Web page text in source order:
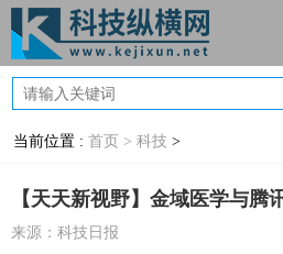
当前位置 : 首页 > 科技 >
【天天新视野】金域医学与腾
来源：科技日报